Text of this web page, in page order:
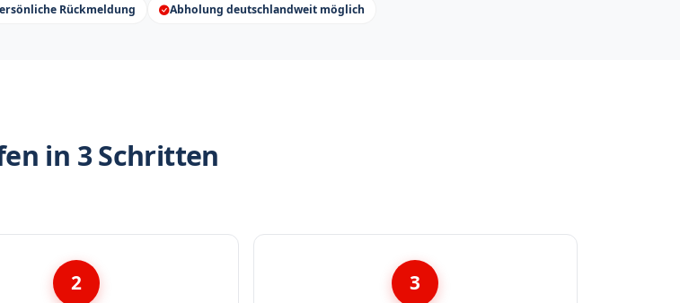
Rückmeldung Abholung deutschlandweit möglich
in 3 Schritten
2 3